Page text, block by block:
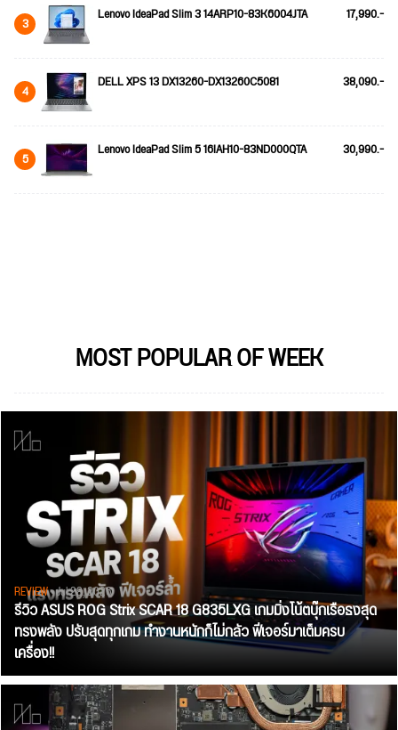
3 Lenovo IdeaPad Slim 3 14ARP10-83K6004JTA 17,990.-
4 DELL XPS 13 DX13260-DX13260C5081 38,090.-
5 Lenovo IdeaPad Slim 5 16IAH10-83ND000QTA 30,990.-
MOST POPULAR OF WEEK
REVIEW• Jul 28, 2026
รีวิว ASUS ROG Strix SCAR 18 G835LXG เกมมิ่งโน้ตบุ๊กเรือธงสุด
ทรงพลัง ปรับสุดทุกเกม ทำงานหนักก็ไม่กลัว ฟีเจอร์มาเต็มครบ
เครื่อง!!